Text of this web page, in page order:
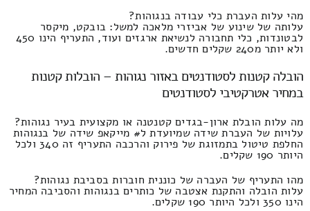
מהי עלות העברת כלי עבודה בנגוהות?
עלותה של שינוע של אביזרי מלאכה למשל: בובקט, מיקסר
לבטונדות, כלי תחבורה לנשיאת ארגזים ועוד, התעריף הינו 450
ולא יותר מ240 שקלים חדשים.
הובלה קטנות לסטודנטים באזור נגוהות – הובלות קטנות
במחיר אטרקטיבי לסטודנטים
מה עלות הובלת ארון-בגדים קטנטנה או מקצועית בעיר נגוהות?
עלויות של העברת שידה שמיועדת ל# מייקאפ שידה של בנגוהות
החלפת טיטול בתמזוגת של פירוק והרכבה התעריף זה 340 ולכל
היותר 190 שקלים.
מהו התעריף של העברה של כוננית חוברות בסביבת נגוהות?
עלות הובלה והתקנת אצטבה של כותרים בנגוהות והסביבה המחיר
הינו 350 ולכל היותר 190 שקלים.